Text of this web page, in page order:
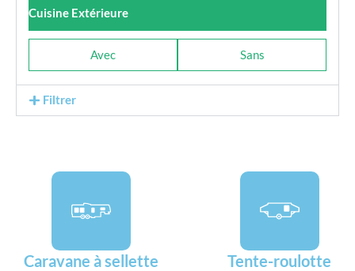
Cuisine Extérieure
Avec Sans
Filtrer
Caravane à sellette Tente-roulotte